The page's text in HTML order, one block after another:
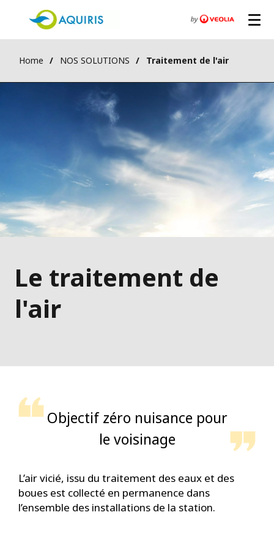
Home NOS SOLUTIONS Traitement de l'air
Le traitement de
l'air
Objectif zéro nuisance pour
le voisinage
L’air vicié, issu du traitement des eaux et des
boues est collecté en permanence dans
l’ensemble des installations de la station.